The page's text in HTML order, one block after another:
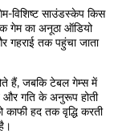
विशिष्ट साउंडस्केप किस
गेम का अनूठा ऑडियो
गहराई तक पहुंचा जाता
हैं, जबकि टेबल गेम्स में
और गति के अनुरूप होती
काफी हद तक वृद्धि करती